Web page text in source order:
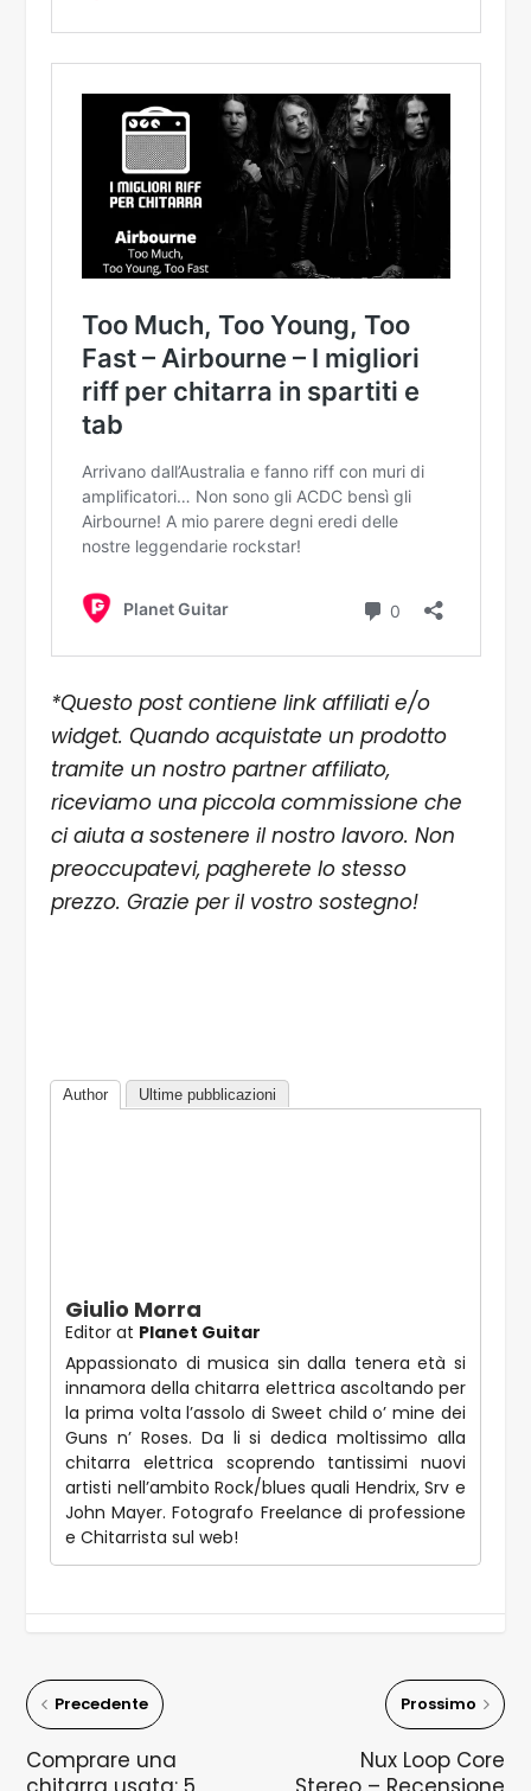
*Questo post contiene link affiliati e/o
widget. Quando acquistate un prodotto
tramite un nostro partner affiliato,
riceviamo una piccola commissione che
ci aiuta a sostenere il nostro lavoro. Non
preoccupatevi, pagherete lo stesso
prezzo. Grazie per il vostro sostegno!
Author Ultime pubblicazioni
Giulio Morra
Editor at Planet Guitar
Appassionato di musica sin dalla tenera età si
innamora della chitarra elettrica ascoltando per
la prima volta l’assolo di Sweet child o’ mine dei
Guns n’ Roses. Da li si dedica moltissimo alla
chitarra elettrica scoprendo tantissimi nuovi
artisti nell’ambito Rock/blues quali Hendrix, Srv e
John Mayer. Fotografo Freelance di professione
e Chitarrista sul web!
Precedente
Comprare una
Prossimo
Nux Loop Core